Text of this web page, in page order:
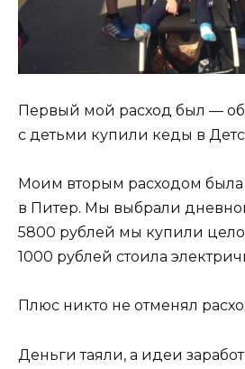
Первый мой расход был —
с детьми купили кеды в
Моим вторым расходом была
в Питер. Мы выбрали дневной
5800 рублей мы купили
1000 рублей стоила
Плюс никто не отменял
Деньги таяли, а идеи